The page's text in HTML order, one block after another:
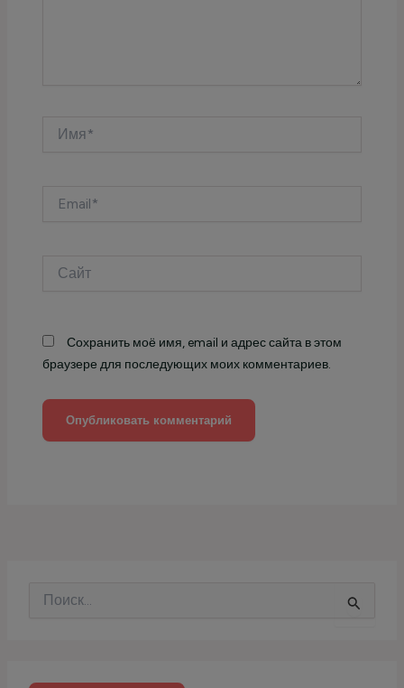
Сохранить моё имя, email и адрес сайта в этом
браузере для последующих моих комментариев.